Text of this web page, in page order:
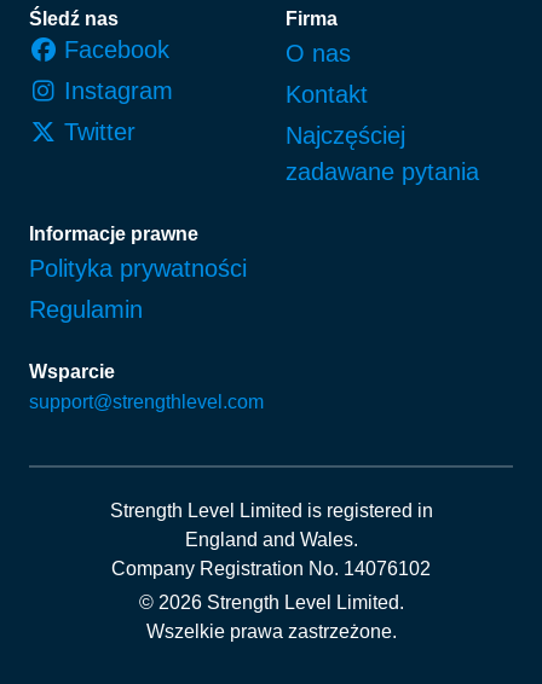
Stopka
Śledź nas
Facebook
Instagram
Twitter
Firma
O nas
Kontakt
Najczęściej
zadawane pytania
Informacje prawne
Polityka prywatności
Regulamin
Wsparcie
support@strengthlevel.com
Strength Level Limited is registered in
England and Wales.
Company Registration No. 14076102
© 2026 Strength Level Limited.
Wszelkie prawa zastrzeżone.